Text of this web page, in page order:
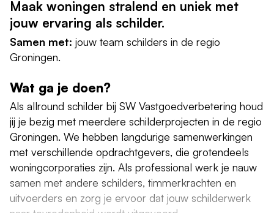
Maak woningen stralend en uniek met
jouw ervaring als schilder.
Samen met: jouw team schilders in de regio
Groningen.
Wat ga je doen?
Als allround schilder bij SW Vastgoedverbetering houd
jij je bezig met meerdere schilderprojecten in de regio
Groningen. We hebben langdurige samenwerkingen
met verschillende opdrachtgevers, die grotendeels
woningcorporaties zijn. Als professional werk je nauw
samen met andere schilders, timmerkrachten en
uitvoerders en zorg je ervoor dat jouw schilderwerk